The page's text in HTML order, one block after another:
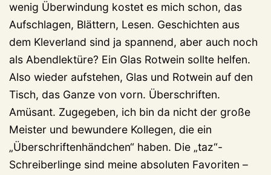
wenig Überwindung kostet es mich schon, das
Aufschlagen, Blättern, Lesen. Geschichten aus
dem Kleverland sind ja spannend, aber auch noch
als Abendlektüre? Ein Glas Rotwein sollte helfen.
Also wieder aufstehen, Glas und Rotwein auf den
Tisch, das Ganze von vorn. Überschriften.
Amüsant. Zugegeben, ich bin da nicht der große
Meister und bewundere Kollegen, die ein
„Überschriftenhändchen“ haben. Die „taz“-
Schreiberlinge sind meine absoluten Favoriten –